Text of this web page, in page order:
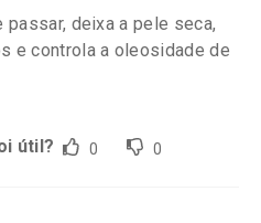
deixa a pele seca,
e controla a oleosidade de
útil? 0 0